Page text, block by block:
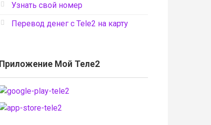
Узнать свой номер
Перевод денег с Tele2 на карту
Приложение Мой Теле2